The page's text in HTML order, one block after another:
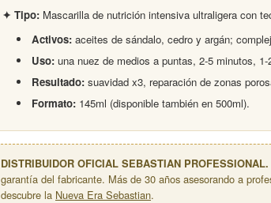
✦ Tipo: Mascarilla de nutrición intensiva ultraligera con
Activos: aceites de sándalo, cedro y argán;
Uso: una nuez de medios a puntas, 2-5 minutos,
Resultado: suavidad x3, reparación de zonas
Formato: 145ml (disponible también en 500ml).
DISTRIBUIDOR OFICIAL SEBASTIAN PROFESSIONAL.
garantía del fabricante. Más de 30 años asesorando a
descubre la Nueva Era Sebastian.